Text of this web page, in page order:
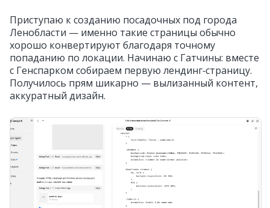
Приступаю к созданию посадочных под города
Ленобласти — именно такие страницы обычно
хорошо конвертируют благодаря точному
попаданию по локации. Начинаю с Гатчины: вместе
с Генспарком собираем первую лендинг‑страницу.
Получилось прям шикарно — вылизанный контент,
аккуратный дизайн.